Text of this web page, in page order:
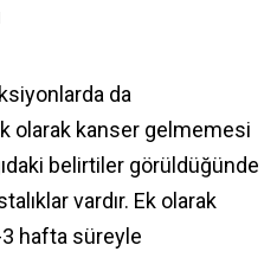
da
olarak kanser gelmemesi
belirtiler görüldüğünde
vardır. Ek olarak
hafta süreyle